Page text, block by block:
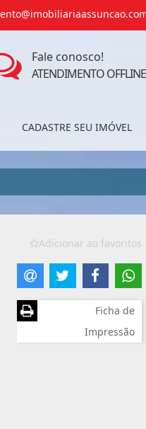
CADASTRE SEU IMÓVEL
Fale conosco!
ATENDIMENTO OFFLINE
Adicionar ao favoritos
Ficha de
Impressão